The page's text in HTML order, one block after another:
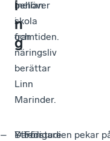
mellan
skola
och
näringsliv
berättar
Linn
Marinder.
behöver
i
framtiden.
i
n
g
–
Ytterligare
Därför
–
– Förstudien pekar